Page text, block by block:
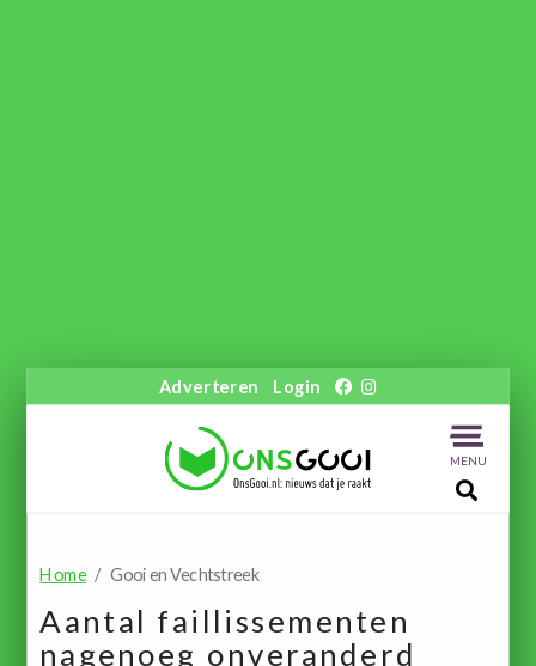
Adverteren Login
MENU
Home Gooi en Vechtstreek
Aantal faillissementen
nagenoeg onveranderd